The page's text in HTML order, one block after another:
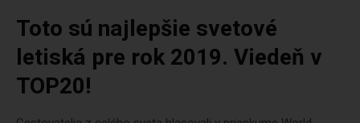
Toto sú najlepšie svetové
letiská pre rok 2019. Viedeň v
TOP20!